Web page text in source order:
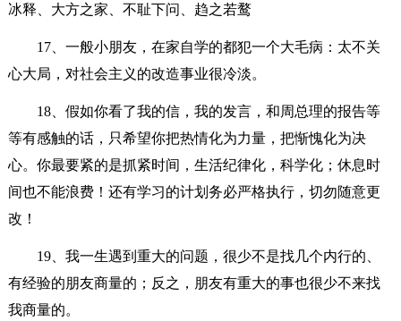
冰释、大方之家、不耻下问、趋之若鹜
17、一般小朋友，在家自学的都犯一个大毛病：太不关
心大局，对社会主义的改造事业很冷淡。
18、假如你看了我的信，我的发言，和周总理的报告等
等有感触的话，只希望你把热情化为力量，把惭愧化为决
心。你最要紧的是抓紧时间，生活纪律化，科学化；休息时
间也不能浪费！还有学习的计划务必严格执行，切勿随意更
改！
19、我一生遇到重大的问题，很少不是找几个内行的、
有经验的朋友商量的；反之，朋友有重大的事也很少不来找
我商量的。